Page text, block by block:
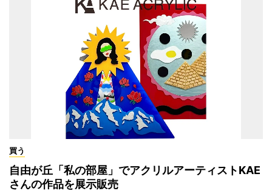
買う
自由が丘「私の部屋」でアクリルアーティストKAE
さんの作品を展示販売